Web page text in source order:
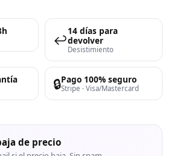
↩️
14 días para
devolver
Desistimiento
🔒Pago 100% seguro
Stripe · Visa/Mastercard
de precio